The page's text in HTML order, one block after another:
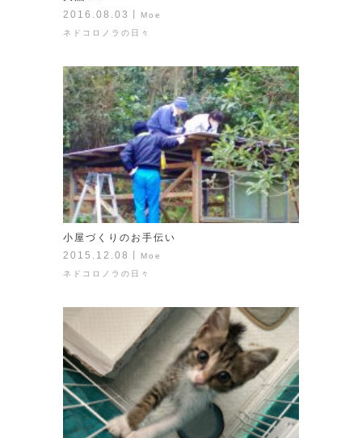
2016.08.03
Moe
ネドコロノラの日々
小屋づくりのお手伝い
2015.12.08
Moe
ネドコロノラの日々